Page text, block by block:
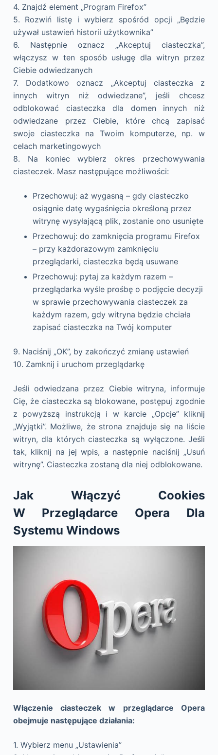
4. Znajdź element „Program Firefox”
5. Rozwiń listę i wybierz spośród opcji „Będzie
używał ustawień historii użytkownika”
6. Następnie oznacz „Akceptuj ciasteczka”,
włączysz w ten sposób usługę dla witryn przez
Ciebie odwiedzanych
7. Dodatkowo oznacz „Akceptuj ciasteczka z
innych witryn niż odwiedzane”, jeśli chcesz
odblokować ciasteczka dla domen innych niż
odwiedzane przez Ciebie, które chcą zapisać
swoje ciasteczka na Twoim komputerze, np. w
celach marketingowych
8. Na koniec wybierz okres przechowywania
ciasteczek. Masz następujące możliwości:
Przechowuj: aż wygasną – gdy ciasteczko
osiągnie datę wygaśnięcia określoną przez
witrynę wysyłającą plik, zostanie ono usunięte
Przechowuj: do zamknięcia programu Firefox
– przy każdorazowym zamknięciu
przeglądarki, ciasteczka będą usuwane
Przechowuj: pytaj za każdym razem –
przeglądarka wyśle prośbę o podjęcie decyzji
w sprawie przechowywania ciasteczek za
każdym razem, gdy witryna będzie chciała
zapisać ciasteczka na Twój komputer
9. Naciśnij „OK”, by zakończyć zmianę ustawień
10. Zamknij i uruchom przeglądarkę
Jeśli odwiedzana przez Ciebie witryna, informuje
Cię, że ciasteczka są blokowane, postępuj zgodnie
z powyższą instrukcją i w karcie „Opcje” kliknij
„Wyjątki”. Możliwe, że strona znajduje się na liście
witryn, dla których ciasteczka są wyłączone. Jeśli
tak, kliknij na jej wpis, a następnie naciśnij „Usuń
witrynę”. Ciasteczka zostaną dla niej odblokowane.
Jak Włączyć Cookies
W Przeglądarce Opera Dla
Systemu Windows
Włączenie ciasteczek w przeglądarce Opera
obejmuje następujące działania:
1. Wybierz menu „Ustawienia”